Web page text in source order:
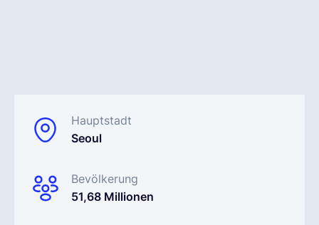
Hauptstadt
Seoul
Bevölkerung
51,68 Millionen
EOR & Payroll